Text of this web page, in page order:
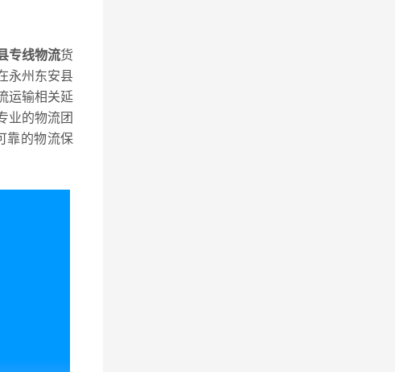
专线物流货
永州东安县
运输相关延
业的物流团
靠的物流保